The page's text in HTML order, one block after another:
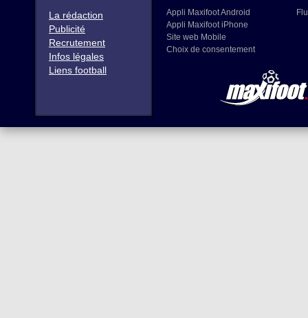
La rédaction
Publicité
Recrutement
Infos légales
Liens football
Appli Maxifoot Android
Appli Maxifoot iPhone
Site web Mobile
Choix de consentement